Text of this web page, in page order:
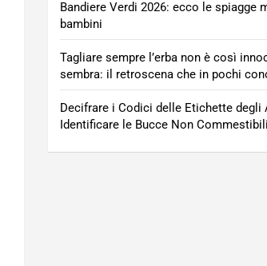
Bandiere Verdi 2026: ecco le spiagge
bambini
Tagliare sempre l’erba non è così
sembra: il retroscena che in pochi
Decifrare i Codici delle Etichette degli
Identificare le Bucce Non Commestibili